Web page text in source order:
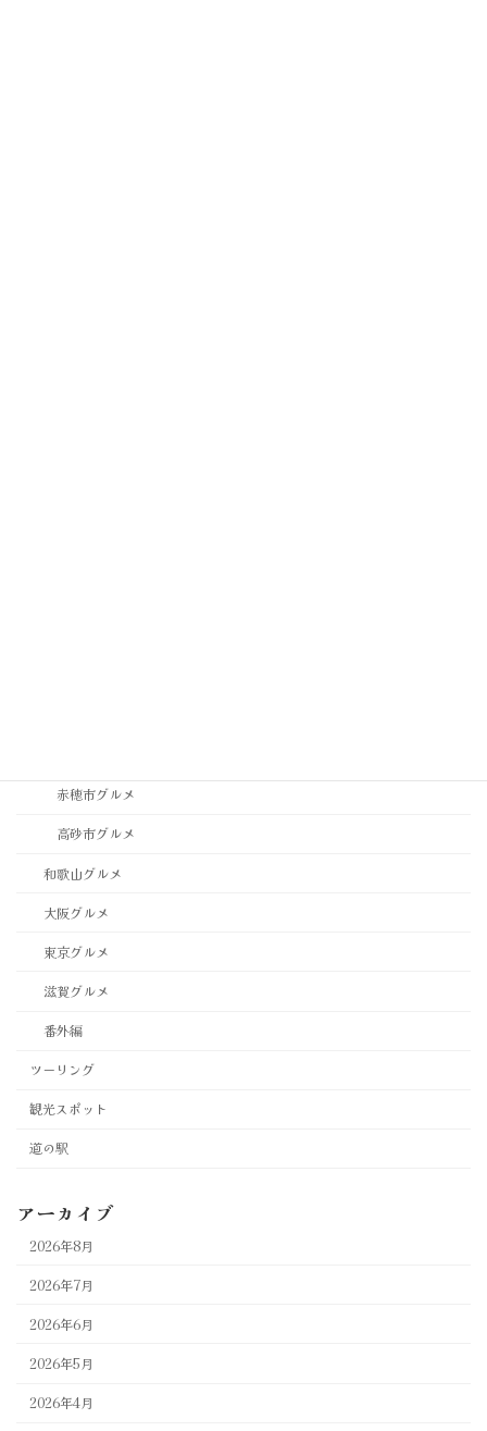
赤穂市グルメ
高砂市グルメ
和歌山グルメ
大阪グルメ
東京グルメ
滋賀グルメ
番外編
ツーリング
観光スポット
道の駅
アーカイブ
2026年8月
2026年7月
2026年6月
2026年5月
2026年4月